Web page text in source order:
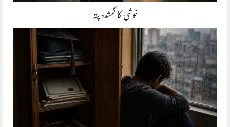
خوشی کا گمشدہ پتہ